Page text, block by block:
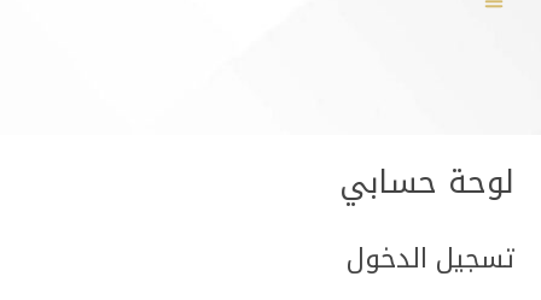
لوحة حسابي
تسجيل الدخول